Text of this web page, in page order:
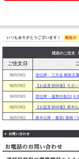
現在のご注文
ご注文日
08月09日 塗位牌・三方金 櫛形五
08月09日 【お盆直前特価】モダ
08月09日 塗位牌・蓮華付春日(
08月09日 【お盆直前特価】唐木
08月09日 唐木位牌・勝美( 紫檀 /
08月09日 塗位牌・面金京中台(